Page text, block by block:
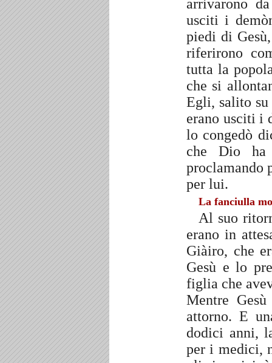
arrivarono
usciti i
piedi di
riferirono
tutta la
che si
Egli, salito su
erano usciti i
lo congedò
che Dio
proclamando
per lui.
La fanciulla
Al suo
erano in
Giàiro, che
Gesù e lo
figlia che
Mentre
attorno. E
dodici anni,
per i medici,